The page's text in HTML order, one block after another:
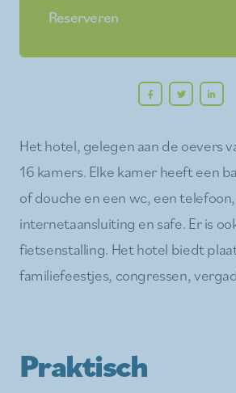
Reserveren
Het hotel, gelegen aan de oevers
16 kamers. Elke kamer heeft een
of douche en een wc, een
internetaansluiting en safe. Er is
fietsenstalling. Het hotel biedt
familiefeestjes, congressen,
Praktisch